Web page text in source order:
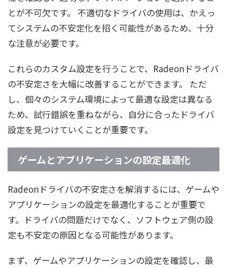
とが不可欠です。 不適切なドライバの使用は、かえっ
てシステムの不安定化を招く可能性があるため、十分
な注意が必要です。
これらのカスタム設定を行うことで、Radeonドライバ
の不安定さを大幅に改善することができます。 ただ
し、個々のシステム環境によって最適な設定は異なる
ため、試行錯誤を重ねながら、自分に合ったドライバ
設定を見つけていくことが重要です。
ゲームとアプリケーションの設定最適化
Radeonドライバの不安定さを解消するには、ゲームや
アプリケーションの設定を最適化することが重要で
す。ドライバの問題だけでなく、ソフトウェア側の設
定も不安定の原因となる可能性があります。
まず、ゲームやアプリケーションの設定を確認し、最